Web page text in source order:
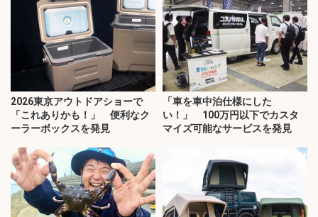
2026東京アウトドアショーで
「これありかも！」 便利なク
ーラーボックスを発見
「車を車中泊仕様にした
い！」 100万円以下でカスタ
マイズ可能なサービスを発見